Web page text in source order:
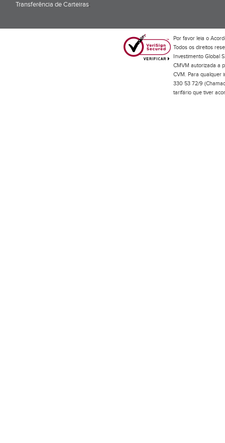
Transferência de Carteiras;
Por favor leia o
Todos os direitos
Investimento Global
CMVM autorizada a
CVM. Para qualquer
330 53 72/9
tarifário que tiver